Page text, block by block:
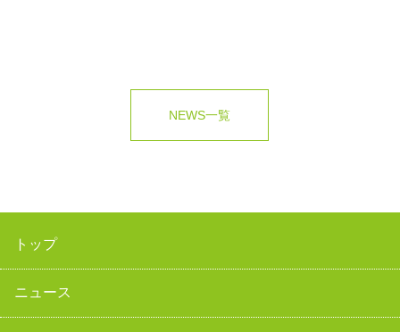
NEWS一覧
トップ
ニュース